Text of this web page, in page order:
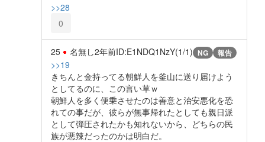
>>28
0
25 名無し2年前ID:E1NDQ1NzY(1/1) NG 報告
>>19
きちんと金持ってる朝鮮人を釜山に送り届けよう
としてるのに、この言い草ｗ
朝鮮人を多く便乗させたのは善意と治安悪化を恐
れての事だが、彼らが無事帰れたとしても親日派
として弾圧されたかも知れないから、どちらの民
族が悪辣だったのかは明白だ。